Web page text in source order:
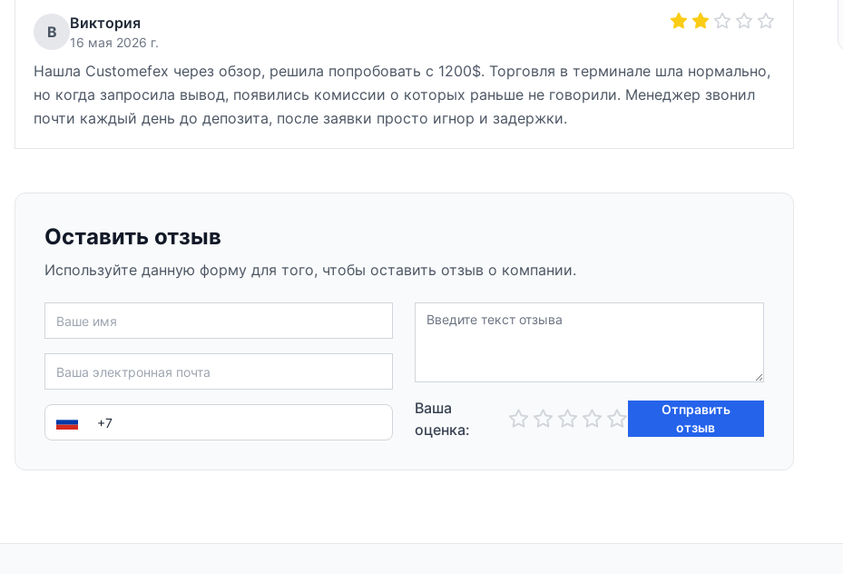
В Виктория
16 мая 2026 г.
Нашла Customefex через обзор, решила попробовать с 1200$. Торговля в терминале шла нормально,
но когда запросила вывод, появились комиссии о которых раньше не говорили. Менеджер звонил
почти каждый день до депозита, после заявки просто игнор и задержки.
Оставить отзыв
Используйте данную форму для того, чтобы оставить отзыв о компании.
Ваша
оценка:
Отправить
отзыв